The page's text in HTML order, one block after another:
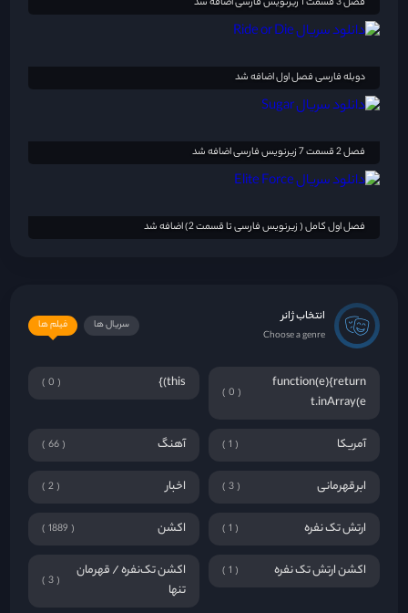
دوبله فارسی فصل اول اضافه شد
فصل 2 قسمت 7 زیرنویس فارسی اضافه شد
فصل اول کامل ( زیرنویس فارسی تا قسمت 2) اضافه شد
انتخاب ژانر
Choose a genre
فیلم ها سریال ها
function(e){return
t.inArray(e
0
this)}
0
آمریکا 1 آهنگ 66
ابرقهرمانی 3 اخبار 2
ارتش تک نفره 1 اکشن 1889
اکشن ارتش تک نفره 1
اکشن تک‌نفره / قهرمان
تنها
3